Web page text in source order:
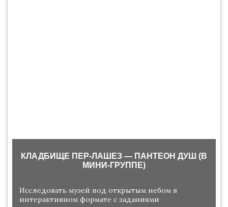
КЛАДБИЩЕ ПЕР-ЛАШЕЗ — ПАНТЕОН ДУШ (В
МИНИ-ГРУППЕ)
Исследовать музей под открытым небом в
интерактивном формате с заданиями